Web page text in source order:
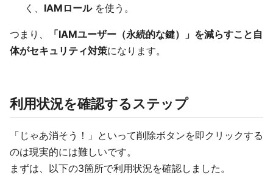
く、 IAMロールを使う。
つまり、
「IAMユーザー（永続的な鍵）」を減らすこと自
体がセキュリティ対策になります。
利用状況を確認するステップ
「じゃあ消そう！」といって削除ボタンを即クリックする
のは現実的には難しいです。
まずは、以下の3箇所で利用状況を確認しました。